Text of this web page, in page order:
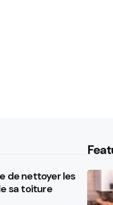
de nettoyer les
sa toiture